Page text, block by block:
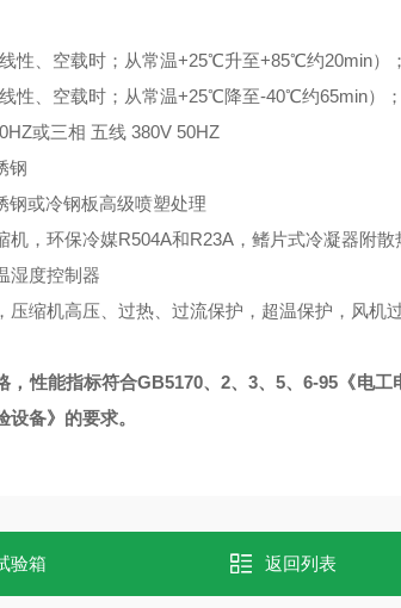
性、空载时；从常温+25℃升至+85℃约20min）
性、空载时；从常温+25℃降至-40℃约65min）
或三相 五线 380V 50HZ
钢
钢或冷钢板高级喷塑处理
机，环保冷媒R504A和R23A，鳍片式冷凝器附散
湿度控制器
压缩机高压、过热、过流保护，超温保护，风机
，性能指标符合GB5170、2、3、5、6-95《电
备》的要求。
验箱 返回列表